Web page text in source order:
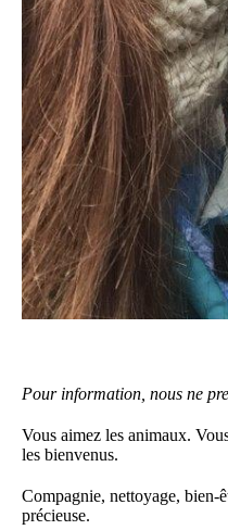
Pour information, nous ne
Vous aimez les animaux.
les bienvenus.
Compagnie, nettoyage,
précieuse.